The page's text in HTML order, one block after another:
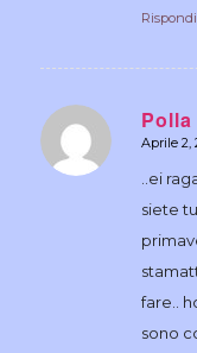
Rispondi
Polla
dice:
Aprile 2,
..ei
siete
fare..
sono